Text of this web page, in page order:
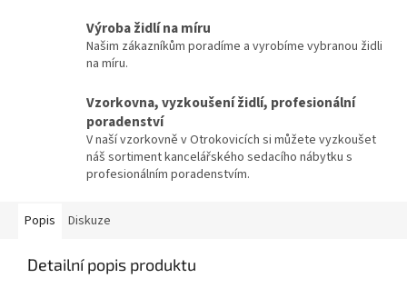
Výroba židlí na míru
Našim zákazníkům poradíme a vyrobíme vybranou židli
na míru.
Vzorkovna, vyzkoušení židlí, profesionální
poradenství
V naší vzorkovně v Otrokovicích si můžete vyzkoušet
náš sortiment kancelářského sedacího nábytku s
profesionálním poradenstvím.
Popis Diskuze
Detailní popis produktu